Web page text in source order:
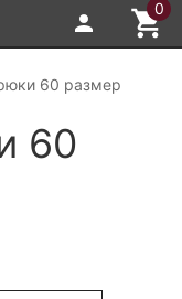
0
60 размер
60